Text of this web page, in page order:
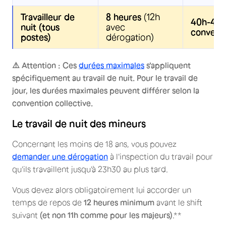
Travailleur de
nuit (tous
postes)
8 heures (12h
avec
dérogation)
40h-
⚠️ Attention : Ces durées maximales s'appliquent
spécifiquement au travail de nuit. Pour le travail de
jour, les durées maximales peuvent différer selon la
convention collective.
Le travail de nuit des mineurs
Concernant les moins de 18 ans, vous pouvez
demander une dérogation à l'inspection du travail pour
qu'ils travaillent jusqu'à 23h30 au plus tard.
Vous devez alors obligatoirement lui accorder un
temps de repos de 12 heures minimum avant le shift
suivant (et non 11h comme pour les majeurs).**